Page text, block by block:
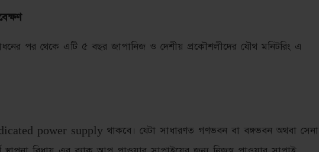
পর থেকে এটি ৫ বছর জাপানিজ ও দেশীয় প্রকৌশলীদের যৌথ মনিটরিং এ
power supply থাকবে। যেটা সাধারণত গণভবন বা বঙ্গভবন অথবা সেনা